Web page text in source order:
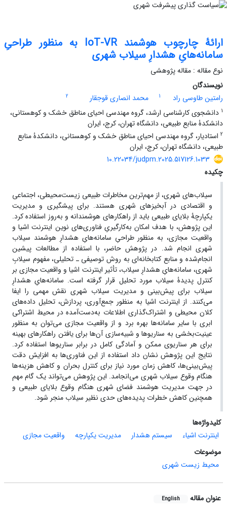
ارائۀ چارچوب هوشمند IoT-VR به منظور طراحیِ
سامانه‌هایِ هشدارِ سیلاب شهری
نوع مقاله : مقاله پژوهشی
نویسندگان
رامتین طاوسی راد
1 محمد انصاری قوجقار
2
1 دانشجوی کارشناسی ارشد، گروه مهندسی احیای مناطق خشک و کوهستانی،
دانشکدۀ منابع طبیعی، دانشگاه تهران، کرج، ایران
2 استادیار، گروه مهندسی احیای مناطق خشک و کوهستانی، دانشکدۀ منابع
طبیعی، دانشگاه تهران، کرج، ایران
10.22034/judpm.2025.517126.1033
چکیده
سیلاب‌های شهری، از مهم‌ترین مخاطرات طبیعی زیست‌محیطی، اجتماعی
و اقتصادی در آبخیزهای شهری هستند. برای پیشگیری و مدیریت
یکپارچۀ بلایای طبیعی باید از راهکارهای هوشمندانه و به‌روز استفاده کرد.
این پژوهش، با هدف امکان به‌کارگیریِ فناوری‌های نوین اینترنت ‌اشیا و
واقعیت مجازی، به منظور طراحیِ سامانه‌هایِ هشدارِ هوشمند سیلاب
شهری انجام شد. در پژوهش حاضر، با استفاده از مطالعات پیشین
انجام‌شده و منابع کتابخانه‌ای به روش توصیفی ـ تحلیلی، مفهوم سیلابِ
شهری، سامانه‌هایِ هشدارِ سیلاب، تأثیر اینترنت اشیا و واقعیت مجازی بر
کنترل پدیدۀ سیلاب مورد تحلیل قرار گرفته است. سامانه‌هایِ هشدارِ
سیلاب برای پیش‌بینی و مدیریت سیلاب شهری نقش مهمی را ایفا
می‌کنند. از اینترنت اشیا به‌ منظور‌ جمع‌آوری، پردازش، تحلیل داده‌های
کلان محیطی و اشتراک‌گذاری اطلاعات به‌دست‌آمده در محیط اشتراکی
ابری با سایر سامانه‌ها بهره برد و از واقعیت مجازی می‌توان به منظور
عینیت‌بخشی به سناریوها و شبیه‌سازی آن‌ها برای یافتن راهکارهای بهینه
برای هر سناریوی ممکن و آمادگی کامل در برابر سناریوها استفاده کرد.
نتایج این پژوهش نشان داد استفاده از این فناوری‌ها به افزایش دقت
پیش‌بینی‌ها، کاهش زمان مورد نیاز برای کنترل بحران و کاهش هزینه‌ها
هنگام وقوع سیلاب شهری می‌انجامد. این پژوهش می‌تواند یک گام مهم
در جهت مدیریت هوشمند فضای شهری هنگام وقوع بلایای طبیعی و
همچنین کاهش خطرات پدیده‌های حدی نظیر سیلاب منجر شود.
کلیدواژه‌ها
اینترنت اشیاء
سیستم هشدار مدیریت یکپارچه
واقعیت مجازی
موضوعات
محیط زیست شهری
عنوان مقاله English